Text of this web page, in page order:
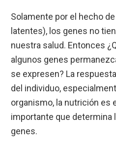
Solamente por el hecho
latentes), los genes no
nuestra salud. Entonces
algunos genes
se expresen? La
del individuo,
organismo, la nutrición es
importante que determina
genes.